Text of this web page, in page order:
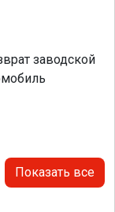
заводской
Показать все